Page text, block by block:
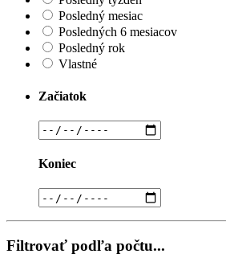
Posledný mesiac
Posledných 6 mesiacov
Posledný rok
Vlastné
Začiatok
Koniec
Filtrovať podľa počtu...